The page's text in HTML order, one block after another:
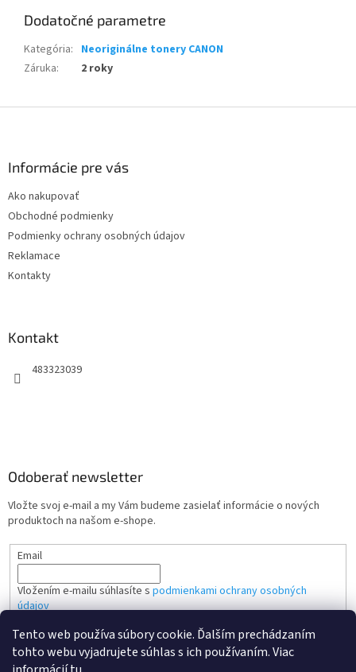
Tento web používa súbory cookie. Ďalším prechádzaním
tohto webu vyjadrujete súhlas s ich používaním. Viac
Dodatočné parametre
Kategória: Neoriginálne tonery CANON
Záruka: 2 roky
Informácie pre vás
Ako nakupovať
Obchodné podmienky
Podmienky ochrany osobných údajov
Reklamace
Kontakty
Kontakt
483323039
Odoberať newsletter
Vložte svoj e-mail a my Vám budeme zasielať informácie o nových
produktoch na našom e-shope.
Email
Vložením e-mailu súhlasíte s podmienkami ochrany osobných
údajov
PRIHLÁSIŤ SA